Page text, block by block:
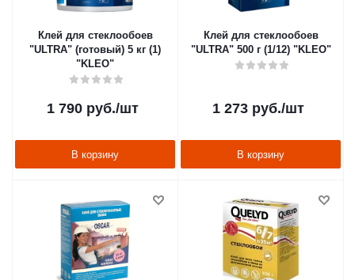
Клей для стеклообоев
"ULTRA" (готовый) 5 кг (1)
"KLEO"
1 790руб./шт
В корзину
Клей для стеклообоев
"ULTRA" 500 г (1/12) "KLEO"
1 273руб./шт
В корзину